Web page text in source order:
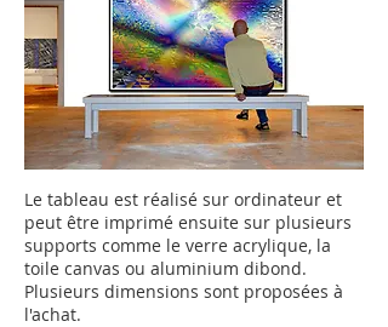
Le tableau est réalisé sur ordinateur et
peut être imprimé ensuite sur plusieurs
supports comme le verre acrylique, la
toile canvas ou aluminium dibond.
Plusieurs dimensions sont proposées à
l'achat.